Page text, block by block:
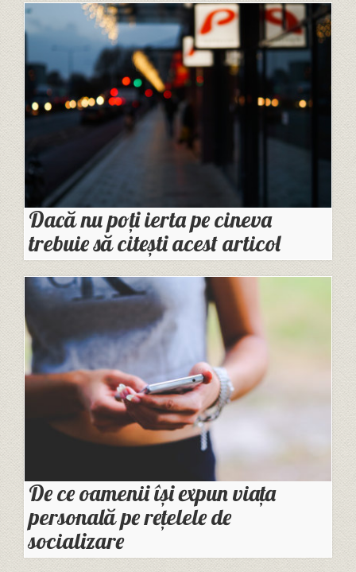
Dacă nu poți ierta pe cineva
trebuie să citești acest articol
De ce oamenii își expun viața
personală pe rețelele de
socializare